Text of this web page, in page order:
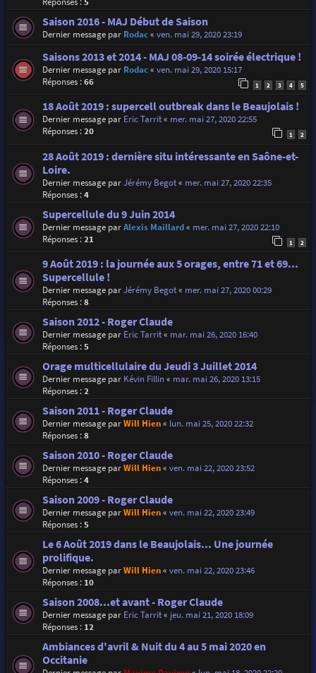
Saison 2016 - MAJ Début de Saison
Dernier message par Rodac« ven. mai 29, 2020 23:19
Saisons 2013 et 2014 - MAJ 08-09-14 soirée électrique !
Dernier message par Rodac« ven. mai 29, 2020 15:17
Réponses :66 1 2 3 4 5
18 Août 2019 : supercell outbreak dans le Beaujolais !
Dernier message par Eric Tarrit« mer. mai 27, 2020 22:55
Réponses :20 1 2
28 Août 2019 : dernière situ intéressante en Saône-et-
Loire.
Dernier message parJérémy Begot« mer. mai 27, 2020 22:35
Réponses :4
Supercellule du 9 Juin 2014
Dernier message parAlexis Maillard« mer. mai 27, 2020 22:10
Réponses :21 1 2
9 Août 2019 : la journée aux 5 orages, entre 71 et 69...
Supercellule !
Dernier message parJérémy Begot« mer. mai 27, 2020 00:29
Réponses :8
Saison 2012 - Roger Claude
Dernier message par Eric Tarrit« mar. mai 26, 2020 16:40
Réponses :5
Orage multicellulaire du Jeudi 3 Juillet 2014
Dernier message par Kévin Fillin« mar. mai 26, 2020 13:15
Réponses :2
Saison 2011 - Roger Claude
Dernier message parWill Hien« lun. mai 25, 2020 22:32
Réponses :8
Saison 2010 - Roger Claude
Dernier message parWill Hien« ven. mai 22, 2020 23:52
Réponses :4
Saison 2009 - Roger Claude
Dernier message parWill Hien« ven. mai 22, 2020 23:49
Réponses :5
Le 6 Août 2019 dans le Beaujolais... Une journée
prolifique.
Dernier message parWill Hien« ven. mai 22, 2020 23:46
Réponses : 10
Saison 2008...et avant - Roger Claude
Dernier message par Eric Tarrit« jeu. mai 21, 2020 18:09
Réponses : 12
Ambiances d'avril & Nuit du 4 au 5 mai 2020 en
Occitanie